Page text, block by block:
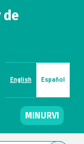
de
MINURVI
English Español